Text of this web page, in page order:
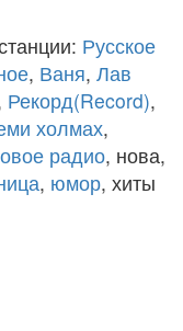
Русское
, Ваня, Лав
Рекорд(Record),
холмах,
радио, нова,
, юмор, хиты